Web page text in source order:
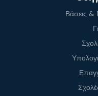
Βάσεις